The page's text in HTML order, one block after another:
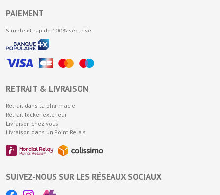
PAIEMENT
Simple et rapide 100% sécurisé
RETRAIT & LIVRAISON
Retrait dans la pharmacie
Retrait locker extérieur
Livraison chez vous
Livraison dans un Point Relais
SUIVEZ-NOUS SUR LES RÉSEAUX SOCIAUX